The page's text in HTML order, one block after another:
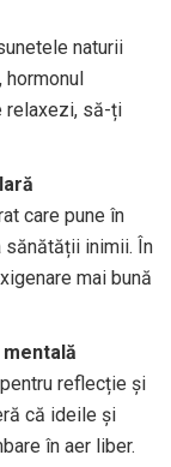
naturii
relaxezi, să-ți
care pune în
sănătății inimii. În
mai bună
reflecție și
că ideile și
în aer liber.